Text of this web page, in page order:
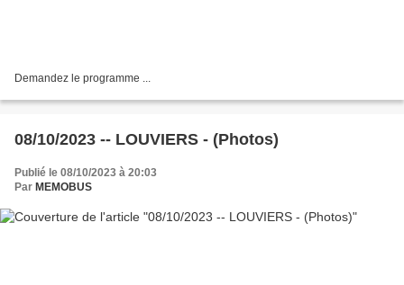
Demandez le programme ...
08/10/2023 -- LOUVIERS - (Photos)
Publié le 08/10/2023 à 20:03
Par MEMOBUS